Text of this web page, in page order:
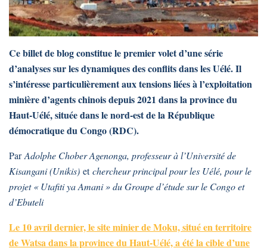
Ce billet de blog constitue le premier volet d’une série
d’analyses sur les dynamiques des conflits dans les Uélé. Il
s’intéresse particulièrement aux tensions liées à l’exploitation
minière d’agents chinois depuis 2021 dans la province du
Haut-Uélé, située dans le nord-est de la République
démocratique du Congo (RDC).
ParAdolphe Chober Agenonga, professeur à l’Université de
Kisangani (Unikis) etchercheur principal pour les Uélé, pour le
projet « Utafiti ya Amani » du Groupe d’étude sur le Congo et
d’Ebuteli
Le 10 avril dernier, le site minier de Moku, situé en territoire
de Watsa dans la province du Haut-Uélé, a été la cible d’une